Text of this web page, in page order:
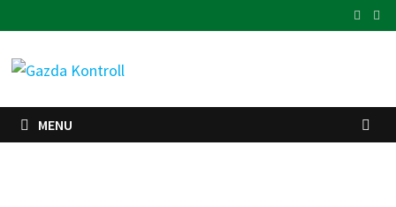
to
content
MENU